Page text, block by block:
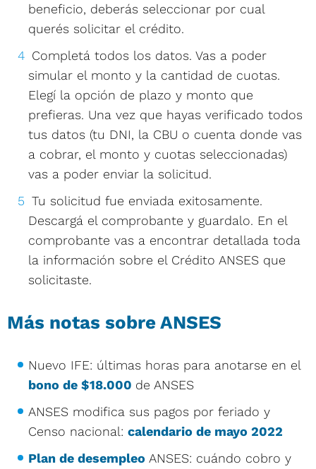
beneficio, deberás seleccionar por cual
querés solicitar el crédito.
Completá todos los datos. Vas a poder
simular el monto y la cantidad de cuotas.
Elegí la opción de plazo y monto que
prefieras. Una vez que hayas verificado todos
tus datos (tu DNI, la CBU o cuenta donde vas
a cobrar, el monto y cuotas seleccionadas)
vas a poder enviar la solicitud.
Tu solicitud fue enviada exitosamente.
Descargá el comprobante y guardalo. En el
comprobante vas a encontrar detallada toda
la información sobre el Crédito ANSES que
solicitaste.
Más notas sobre ANSES
Nuevo IFE: últimas horas para anotarse en el
bono de $18.000 de ANSES
ANSES modifica sus pagos por feriado y
Censo nacional: calendario de mayo 2022
Plan de desempleo ANSES: cuándo cobro y